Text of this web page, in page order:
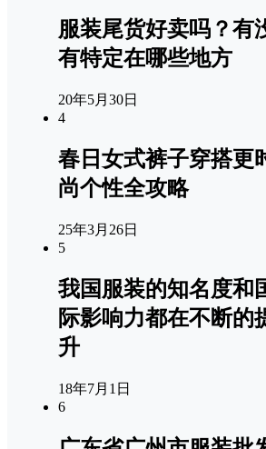
服装尾货好卖吗？有
有特定在哪些地方
20年5月30日
4
春日女式裤子穿搭更
尚个性全攻略
25年3月26日
5
我国服装的知名度和
际影响力都在不断的
升
18年7月1日
6